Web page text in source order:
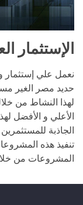
الإستثمار
نعمل علي إستثمار
حديد مصر الغير
لهذا النشاط من
الأعلي و الأفضل
الجاذبة